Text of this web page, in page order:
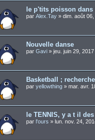
le p'tits poisson dans
par Alex.Tay » dim. août
Nouvelle danse
par Gavi » jeu. juin 29,
Basketball ;
par yellowthing » mar. avr.
le TENNIS, y a t il
par l'ours » lun. nov. 24,